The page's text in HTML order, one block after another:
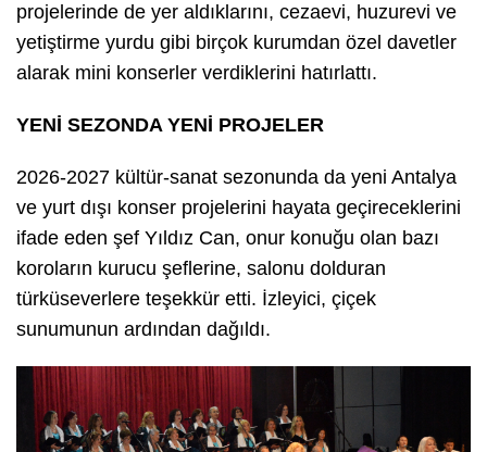
projelerinde de yer aldıklarını, cezaevi, huzurevi ve
yetiştirme yurdu gibi birçok kurumdan özel davetler
alarak mini konserler verdiklerini hatırlattı.
YENİ SEZONDA YENİ PROJELER
2026-2027 kültür-sanat sezonunda da yeni Antalya
ve yurt dışı konser projelerini hayata geçireceklerini
ifade eden şef Yıldız Can, onur konuğu olan bazı
koroların kurucu şeflerine, salonu dolduran
türküseverlere teşekkür etti. İzleyici, çiçek
sunumunun ardından dağıldı.